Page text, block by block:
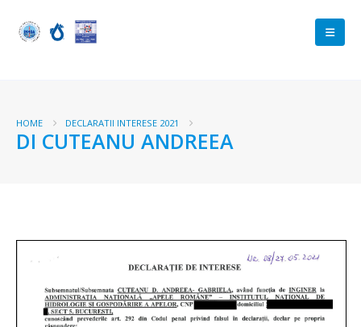
HOME DECLARATII INTERESE 2021
DI CUTEANU ANDREEA